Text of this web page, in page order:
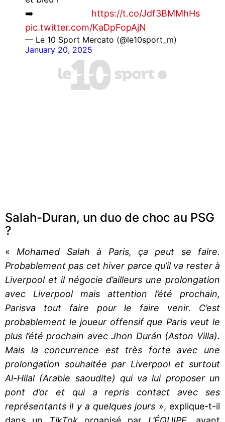
➡️ https://t.co/Jdf3BMMhHs
pic.twitter.com/KaDpFopAjN
— Le 10 Sport Mercato (@le10sport_m)
January 20, 2025
Salah-Duran, un duo de choc au PSG
?
« Mohamed Salah à Paris, ça peut se faire.
Probablement pas cet hiver parce qu’il va rester à
Liverpool et il négocie d’ailleurs une prolongation
avec Liverpool mais attention l’été prochain,
Parisva tout faire pour le faire venir. C’est
probablement le joueur offensif que Paris veut le
plus l’été prochain avec Jhon Durán (Aston Villa).
Mais la concurrence est très forte avec une
prolongation souhaitée par Liverpool et surtout
Al-Hilal (Arabie saoudite) qui va lui proposer un
pont d’or et qui a repris contact avec ses
représentants il y a quelques jours », explique-t-il